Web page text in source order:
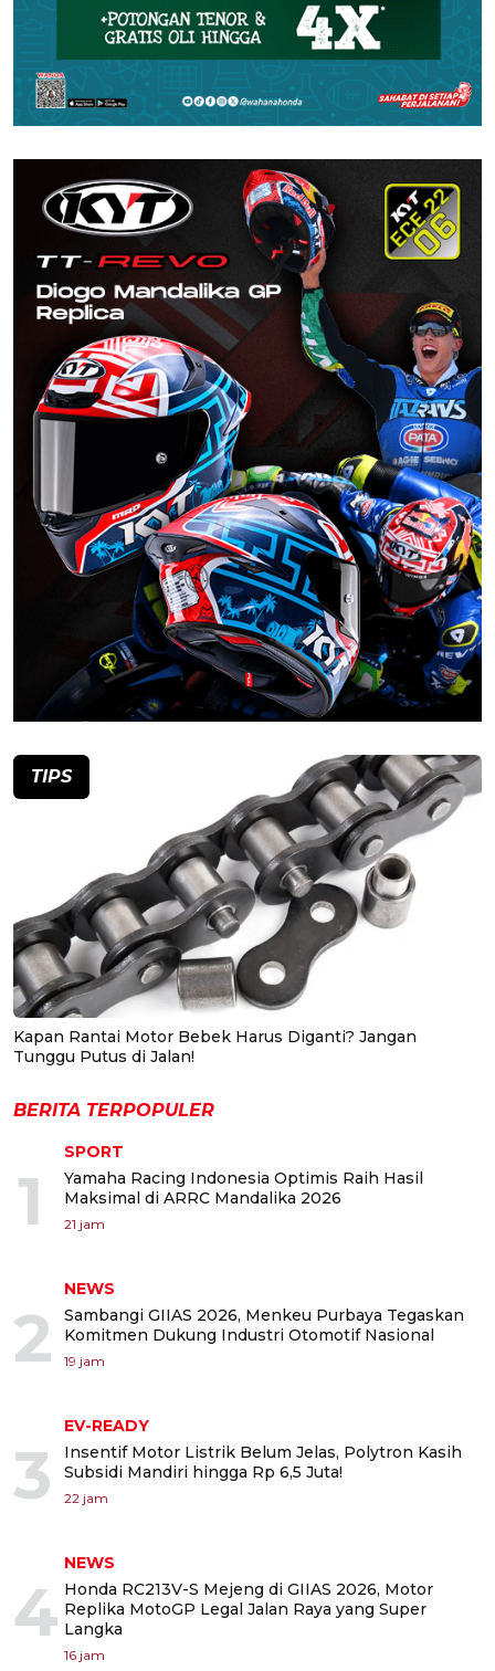
TIPS
Kapan Rantai Motor Bebek Harus Diganti? Jangan
Tunggu Putus di Jalan!
BERITA TERPOPULER
1
SPORT
Yamaha Racing Indonesia Optimis Raih Hasil
Maksimal di ARRC Mandalika 2026
21 jam
2
NEWS
Sambangi GIIAS 2026, Menkeu Purbaya Tegaskan
Komitmen Dukung Industri Otomotif Nasional
19 jam
3
EV-READY
Insentif Motor Listrik Belum Jelas, Polytron Kasih
Subsidi Mandiri hingga Rp 6,5 Juta!
22 jam
4
NEWS
Honda RC213V-S Mejeng di GIIAS 2026, Motor
Replika MotoGP Legal Jalan Raya yang Super
Langka
16 jam